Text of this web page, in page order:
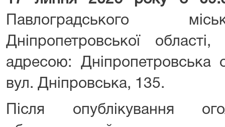
Павлоградського
Дніпропетровської
адресою: Дніпропетровська
вул. Дніпровська, 135.
Після опублікування